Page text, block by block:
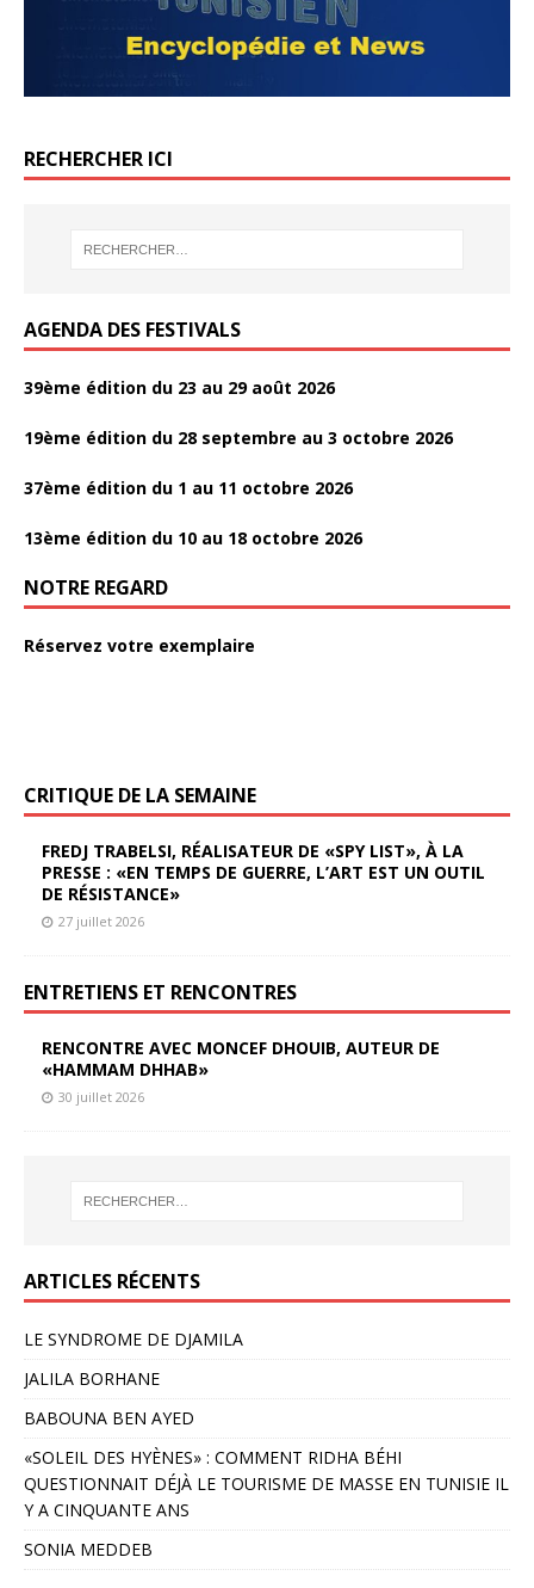
k
er
RECHERCHER ICI
AGENDA DES FESTIVALS
39ème édition du 23 au 29 août 2026
19ème édition du 28 septembre au 3 octobre 2026
37ème édition du 1 au 11 octobre 2026
13ème édition du 10 au 18 octobre 2026
NOTRE REGARD
Réservez votre exemplaire
CRITIQUE DE LA SEMAINE
FREDJ TRABELSI, RÉALISATEUR DE «SPY LIST», À LA
PRESSE : «EN TEMPS DE GUERRE, L’ART EST UN OUTIL
DE RÉSISTANCE»
27 juillet 2026
ENTRETIENS ET RENCONTRES
RENCONTRE AVEC MONCEF DHOUIB, AUTEUR DE
«HAMMAM DHHAB»
30 juillet 2026
ARTICLES RÉCENTS
LE SYNDROME DE DJAMILA
JALILA BORHANE
BABOUNA BEN AYED
«SOLEIL DES HYÈNES» : COMMENT RIDHA BÉHI
QUESTIONNAIT DÉJÀ LE TOURISME DE MASSE EN TUNISIE IL
Y A CINQUANTE ANS
SONIA MEDDEB